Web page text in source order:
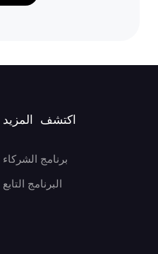
اكتشف المزيد
برنامج الشركاء
البرنامج التابع